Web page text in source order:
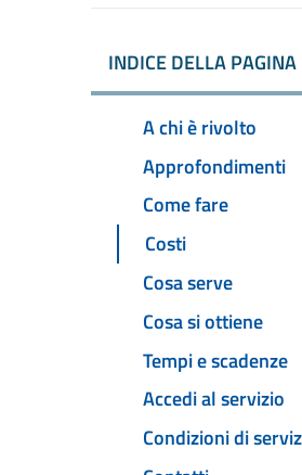
INDICE DELLA PAGINA
A chi è rivolto
Approfondimenti
Come fare
Costi
Cosa serve
Cosa si ottiene
Tempi e scadenze
Accedi al servizio
Condizioni di